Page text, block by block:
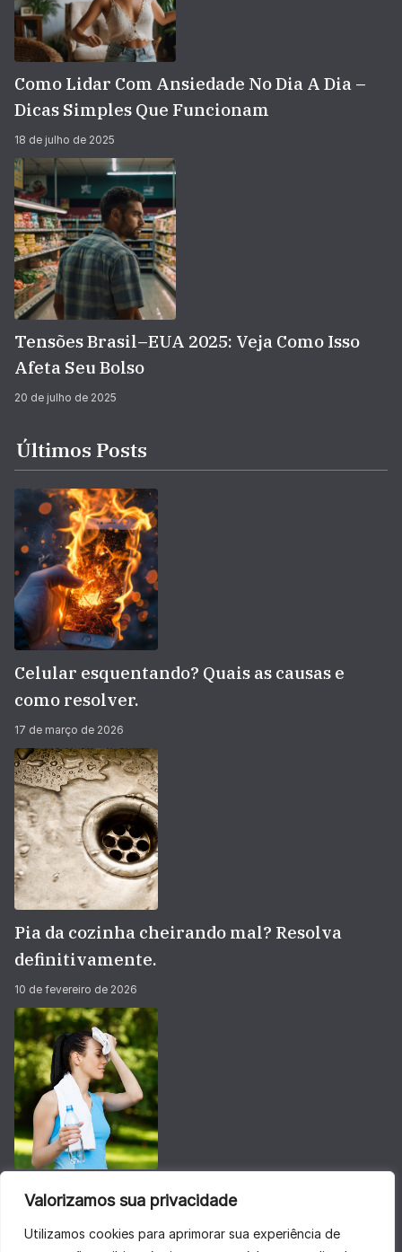
Valorizamos sua privacidade
Utilizamos cookies para aprimorar sua experiência de
Como Lidar Com Ansiedade No Dia A Dia –
Dicas Simples Que Funcionam
18 de julho de 2025
Tensões Brasil–EUA 2025: Veja Como Isso
Afeta Seu Bolso
20 de julho de 2025
Últimos Posts
Celular esquentando? Quais as causas e
como resolver.
17 de março de 2026
Pia da cozinha cheirando mal? Resolva
definitivamente.
10 de fevereiro de 2026
Não deixe sua energia baixar no calorão do
28 de janeiro de 2026